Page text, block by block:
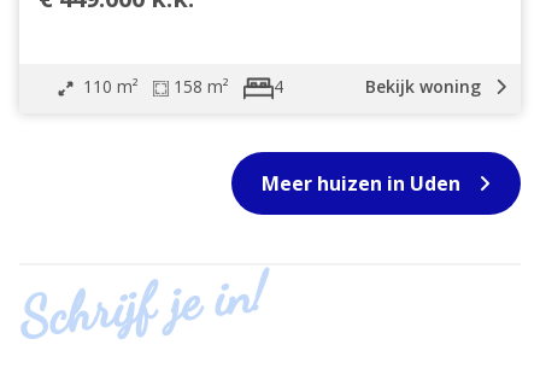
110 m² 158 m² 4 Bekijk woning
Meer huizen in Uden
Schrijf je in!